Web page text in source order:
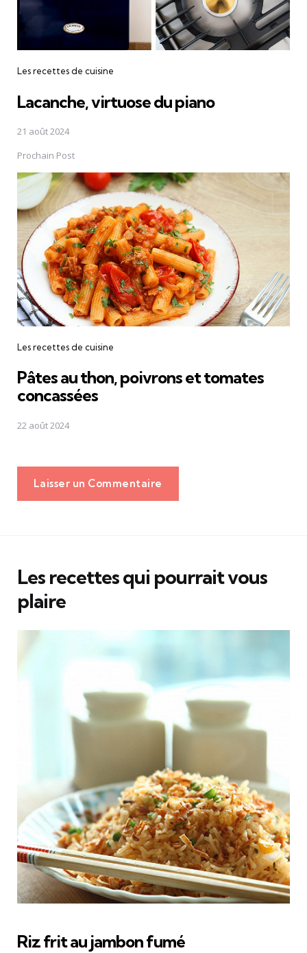
Les recettes de cuisine
Lacanche, virtuose du piano
21 août 2024
Prochain Post
Les recettes de cuisine
Pâtes au thon, poivrons et tomates
concassées
22 août 2024
Laisser un Commentaire
Les recettes qui pourrait vous
plaire
Riz frit au jambon fumé